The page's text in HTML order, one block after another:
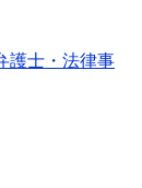
護士・法律事